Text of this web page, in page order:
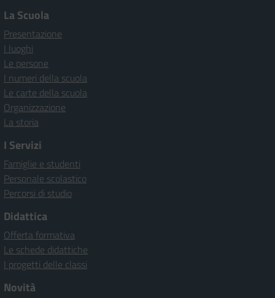
La Scuola
Presentazione
I luoghi
Le persone
I numeri della scuola
Le carte della scuola
Organizzazione
La storia
I Servizi
Famiglie e studenti
Personale scolastico
Percorsi di studio
Didattica
Offerta formativa
Le schede didattiche
I progetti delle classi
Novità